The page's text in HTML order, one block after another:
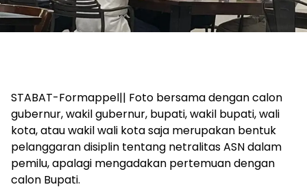
STABAT-Formappel|| Foto bersama dengan calon
gubernur, wakil gubernur, bupati, wakil bupati, wali
kota, atau wakil wali kota saja merupakan bentuk
pelanggaran disiplin tentang netralitas ASN dalam
pemilu, apalagi mengadakan pertemuan dengan
calon Bupati.